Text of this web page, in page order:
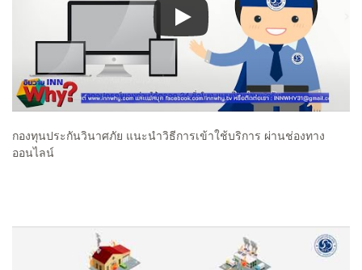
กองทุนประกันวินาศภัย แนะนำวิธีการเข้าใช้บริการ ผ่านช่องทาง
ออนไลน์